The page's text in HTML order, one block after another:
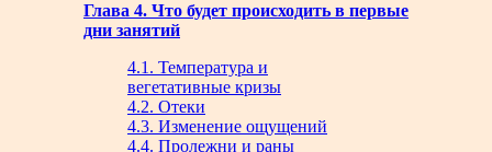
Глава 4. Что будет происходить в первые
дни занятий
4.1. Температура и
вегетативные кризы
4.2. Отеки
4.3. Изменение ощущений
4.4. Пролежни и раны